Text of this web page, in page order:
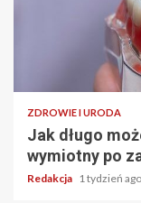
ZDROWIE I URODA
Jak długo
wymiotny po
Redakcja 1 tydzień ago